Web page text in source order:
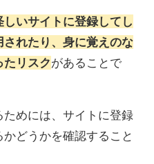
しいサイトに登録してし
れたり、身に覚えのな
たリスクがあることで
めには、サイトに登録
どうかを確認すること